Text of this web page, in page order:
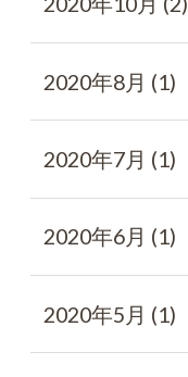
2020年8月 (1)
2020年7月 (1)
2020年6月 (1)
2020年5月 (1)